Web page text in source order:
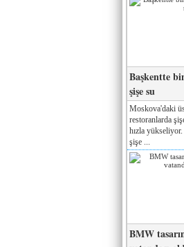
Başkentte
şişe su
Moskova'daki
restoranlarda
hızla
şişe ...
BMW